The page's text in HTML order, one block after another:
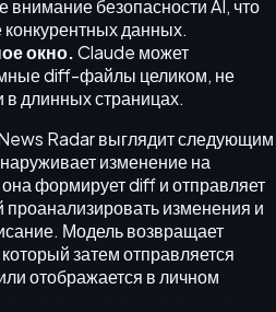
внимание безопасности AI, что
данных.
окно.Claude может
diff-файлы целиком, не
длинных страницах.
Radar выглядит следующим
изменение на
формирует diff и отправляет
проанализировать изменения и
Модель возвращает
затем отправляется
отображается в личном